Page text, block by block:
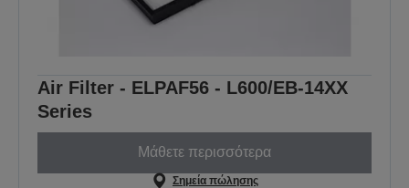
Air Filter - ELPAF56 - L600/EB-14XX
Series
Μάθετε περισσότερα
Σημεία πώλησης